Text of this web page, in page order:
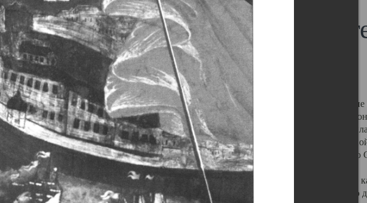
Свято-Троицкий собор
Свято-Троицкий собор Архангельска
23.12.2015
Сегодня мы можем говорить, что Архангельск в большей мере, чем другие губернские
пострадал от целенаправленных систематических разрушений, в результате которых
выдающихся памятников архитектуры. Больше всего по старому Архангельску
вызванная борьбой с религией, набравшая особую силу в конце 20 –х годов.
разрушение православного центра архангельской губернии - ансамбля
собора Архангельска.
Возникнув в начале XVIII века в центре Архангельска, величественный
двухэтажный Троицкий собор, сразу превратился в зрительную и градостроительную